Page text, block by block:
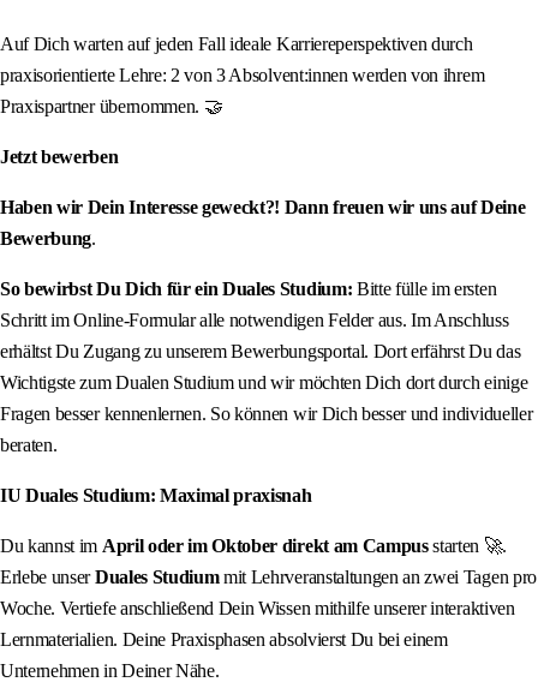
Auf Dich warten auf jeden Fall ideale Karriereperspektiven durch
praxisorientierte Lehre: 2 von 3 Absolvent:innen werden von ihrem
Praxispartner übernommen. 🤝
Jetzt bewerben
Haben wir Dein Interesse geweckt?! Dann freuen wir uns auf Deine
Bewerbung.
So bewirbst Du Dich für ein Duales Studium: Bitte fülle im ersten
Schritt im Online-Formular alle notwendigen Felder aus. Im Anschluss
erhältst Du Zugang zu unserem Bewerbungsportal. Dort erfährst Du das
Wichtigste zum Dualen Studium und wir möchten Dich dort durch einige
Fragen besser kennenlernen. So können wir Dich besser und individueller
beraten.
IU Duales Studium: Maximal praxisnah
Du kannst im April oder im Oktober direkt am Campusstarten 🚀.
Erlebe unserDuales Studiummit Lehrveranstaltungen an zwei Tagen pro
Woche. Vertiefe anschließend Dein Wissen mithilfe unserer interaktiven
Lernmaterialien. Deine Praxisphasen absolvierst Du bei einem
Unternehmen in Deiner Nähe.